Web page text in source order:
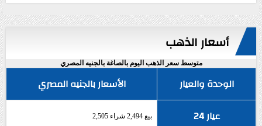
أسعار الذهب
متوسط سعر الذهب اليوم بالصاغة بالجنيه المصري
الوحدة والعيار
الأسعار بالجنيه المصري
عيار 24
بيع 2,494 شراء 2,505